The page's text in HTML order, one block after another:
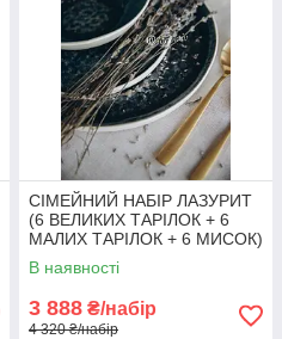
СІМЕЙНИЙ НАБІР ЛАЗУРИТ
(6 ВЕЛИКИХ ТАРІЛОК + 6
МАЛИХ ТАРІЛОК + 6 МИСОК)
В наявності
3 888 ₴/набір
4 320 ₴/набір